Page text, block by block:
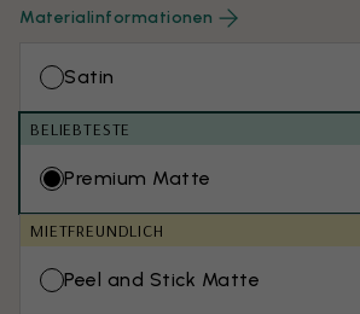
Materialinformationen
Satin
BELIEBTESTE
Premium Matte
MIETFREUNDLICH
Peel and Stick Matte